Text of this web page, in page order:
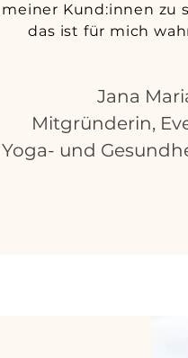
meiner Kund:innen zu
das ist für mich
Jana
Mitgründerin,
Yoga- und